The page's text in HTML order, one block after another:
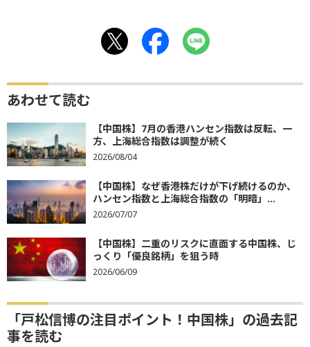
あわせて読む
【中国株】7月の香港ハンセン指数は反転、一
方、上海総合指数は調整が続く
2026/08/04
【中国株】なぜ香港株だけが下げ続けるのか、
ハンセン指数と上海総合指数の「明暗」...
2026/07/07
【中国株】二重のリスクに直面する中国株、じ
っくり「優良銘柄」を狙う時
2026/06/09
「戸松信博の注目ポイント！中国株」の過去記
事を読む